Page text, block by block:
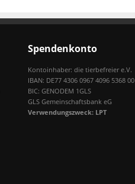
Spendenkonto
Kontoinhaber: die tierbefreier e.V.
IBAN: DE77 4306 0967 4096 5368 00
BIC: GENODEM 1GLS
GLS Gemeinschaftsbank eG
Verwendungszweck: LPT